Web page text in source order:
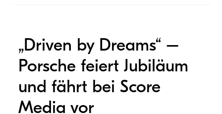
„Driven by Dreams“ –
Porsche feiert Jubiläum
und fährt bei Score
Media vor